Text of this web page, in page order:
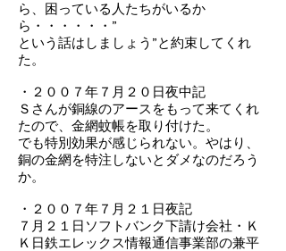
ら、困っている人たちがいるか
ら・・・・・・”
という話はしましょう”と約束してくれ
た。
・２００７年７月２０日夜中記
Ｓさんが銅線のアースをもって来てくれ
たので、金網蚊帳を取り付けた。
でも特別効果が感じられない。やはり、
銅の金網を特注しないとダメなのだろう
か。
・２００７年７月２１日夜記
７月２１日ソフトバンク下請け会社・Ｋ
Ｋ日鉄エレックス情報通信事業部の兼平